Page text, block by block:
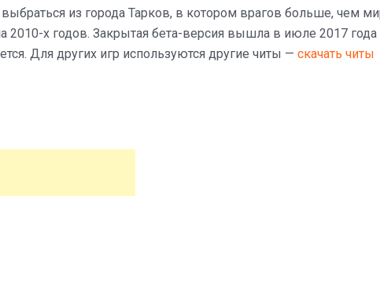
из города Тарков, в котором врагов больше, чем
2010-х годов. Закрытая бета-версия вышла в июле 2017 года
Для других игр используются другие читы — скачать читы